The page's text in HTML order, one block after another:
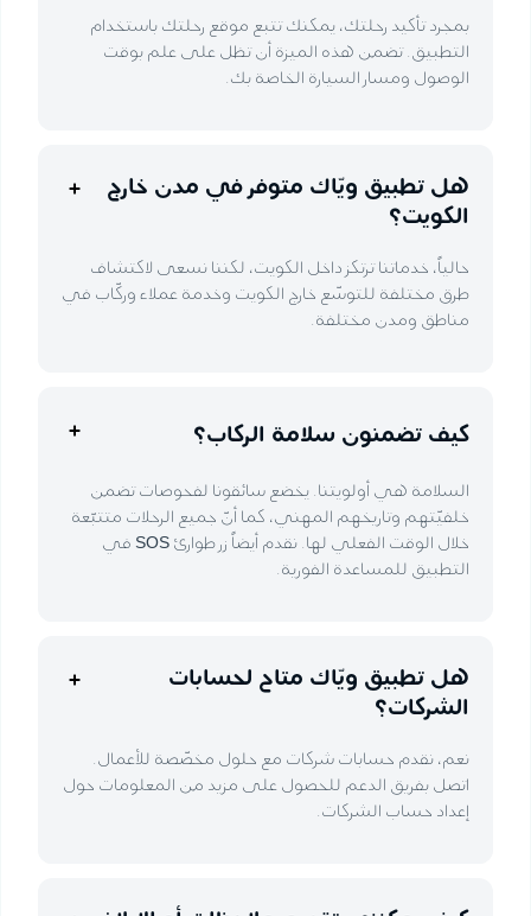
بمجرد تأكيد رحلتك، يمكنك تتبع موقع رحلتك باستخدام
التطبيق. تضمن هذه الميزة أن تظل على علم بوقت
الوصول ومسار السيارة الخاصة بك.
هل تطبيق ويّاك متوفر في مدن خارج
الكويت؟
حالياً، خدماتنا ترتكز داخل الكويت، لكننا نسعى لاكتشاف
طرق مختلفة للتوسّع خارج الكويت وخدمة عملاء وركّاب في
مناطق ومدن مختلفة.
كيف تضمنون سلامة الركاب؟
السلامة هي أولويتنا. يخضع سائقونا لفحوصات تضمن
خلفيّتهم وتاريخهم المهني، كما أنّ جميع الرحلات متتبّعة
خلال الوقت الفعلي لها. نقدم أيضاً زر طوارئ SOS في
التطبيق للمساعدة الفورية.
هل تطبيق ويّاك متاح لحسابات
الشركات؟
نعم، نقدم حسابات شركات مع حلول مخصّصة للأعمال.
اتصل بفريق الدعم للحصول على مزيد من المعلومات حول
إعداد حساب الشركات.